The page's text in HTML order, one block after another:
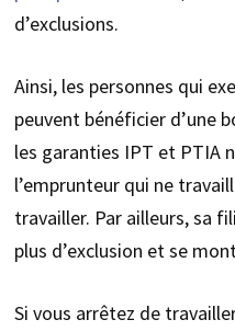
d’exclusions.
Ainsi, les personnes qui
peuvent bénéficier d’une
les garanties IPT et PTIA
l’emprunteur qui ne
travailler. Par ailleurs, sa
plus d’exclusion et se
Si vous arrêtez de